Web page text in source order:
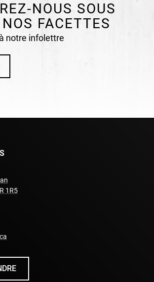
NOUS SOUS
FACETTES
notre infolettre
1R5